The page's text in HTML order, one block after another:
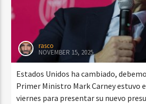
rasco
NOVEMBER 15, 2025
Estados Unidos ha cambiado,
Primer Ministro Mark Carney estuvo
viernes para presentar su nuevo